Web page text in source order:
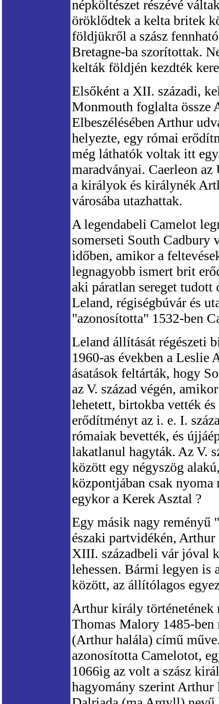
népköltészet részévé
öröklődtek a kelta britek
földjükről a szász
Bretagne-ba szorítottak.
kelták földjén kezdték
Elsőként a XII. századi,
Monmouth foglalta össze
Elbeszélésében Arthur
helyezte, egy római
még láthatók voltak itt
maradványai. Caerleon
a királyok és királynék
városába utazhattak.
A legendabeli Camelot
somerseti South Cadbury
időben, amikor a
legnagyobb ismert brit
aki páratlan sereget
Leland, régiségbúvár és
"azonosította" 1532-ben
Leland állítását régészeti
1960-as években a Leslie
ásatások feltárták, hogy
az V. század végén,
lehetett, birtokba vették
erődítményt az i. e. I.
rómaiak bevették, és
lakatlanul hagyták. Az V.
között egy négyszög
központjában csak
egykor a Kerek Asztal ?
Egy másik nagy
északi partvidékén,
XIII. századbeli vár jóval
lehessen. Bármi legyen is
között, az állítólagos
Arthur király történetének
Thomas Malory 1485-
(Arthur halála) című
azonosította Camelotot,
1066ig az volt a szász
hagyomány szerint Arthur